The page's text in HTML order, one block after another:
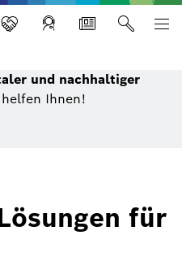
Building Technologies
und nachhaltiger
Ihnen!
für